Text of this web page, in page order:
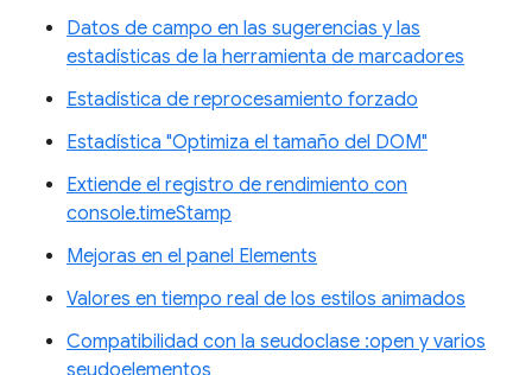
Datos de campo en las sugerencias y las
estadísticas de la herramienta de marcadores
Estadística de reprocesamiento forzado
Estadística "Optimiza el tamaño del DOM"
Extiende el registro de rendimiento con
console.timeStamp
Mejoras en el panel Elements
Valores en tiempo real de los estilos animados
Compatibilidad con la seudoclase :open y varios